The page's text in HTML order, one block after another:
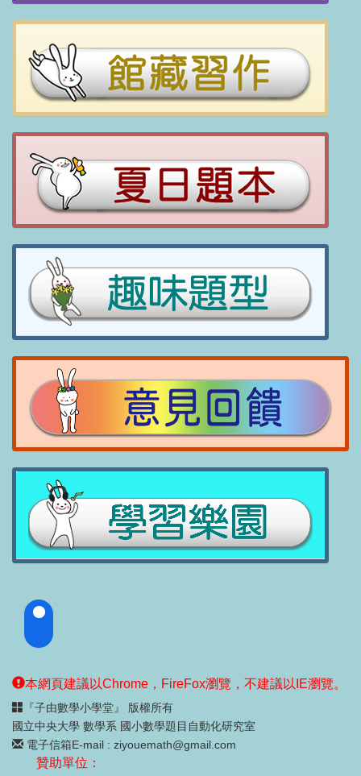
本網頁建議以Chrome，FireFox瀏覽，不建議以IE瀏覽。
『子由數學小學堂』 版權所有
國立中央大學 數學系 國小數學題目自動化研究室
電子信箱E-mail : ziyouemath@gmail.com
贊助單位：